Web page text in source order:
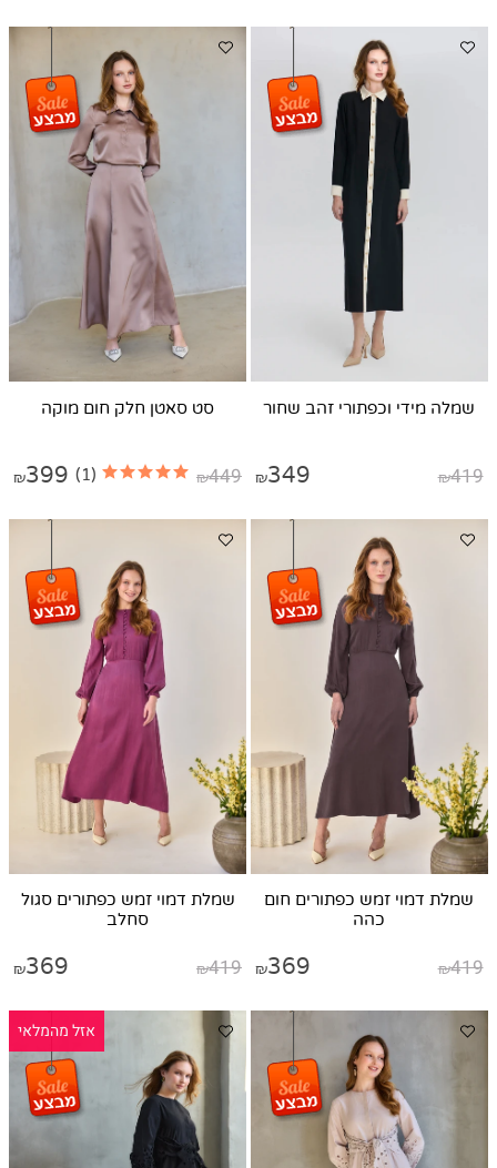
שמלה מידי וכפתורי זהב שחור
₪419
₪349
סט סאטן חלק חום מוקה
₪449
₪399 (1)
שמלת דמוי זמש כפתורים חום
כהה
₪419
₪369
שמלת דמוי זמש כפתורים סגול
סחלב
₪419
₪369
אזל מהמלאי